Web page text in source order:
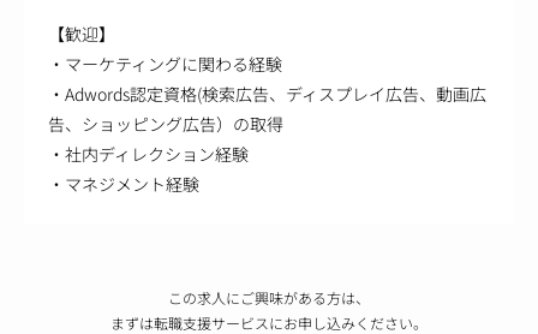
【歓迎】
・マーケティングに関わる経験
・Adwords認定資格(検索広告、ディスプレイ広告、動画広
告、ショッピング広告）の取得
・社内ディレクション経験
・マネジメント経験
この求人にご興味がある方は、
まずは転職支援サービスにお申し込みください。